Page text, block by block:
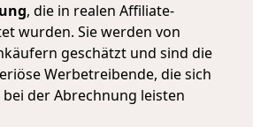
, die in realen Affiliate-
wurden. Sie werden von
geschätzt und sind die
Werbetreibende, die sich
der Abrechnung leisten